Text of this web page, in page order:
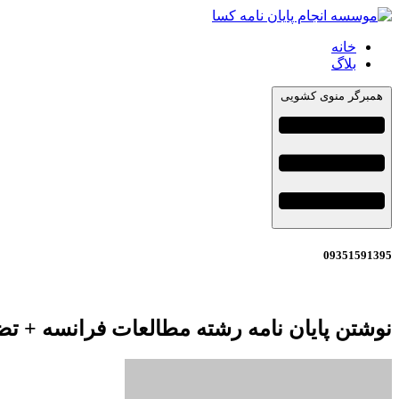
خانه
بلاگ
همبرگر منوی کشویی
09351591395
نوشتن پایان نامه رشته مطالعات فرانسه +